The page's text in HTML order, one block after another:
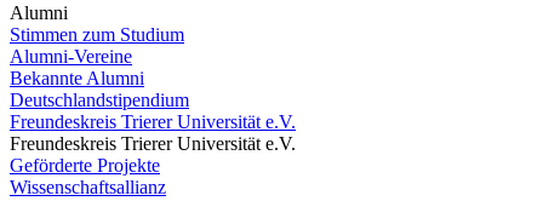
Alumni
Stimmen zum Studium
Alumni-Vereine
Bekannte Alumni
Deutschlandstipendium
Freundeskreis Trierer Universität e.V.
Freundeskreis Trierer Universität e.V.
Geförderte Projekte
Wissenschaftsallianz